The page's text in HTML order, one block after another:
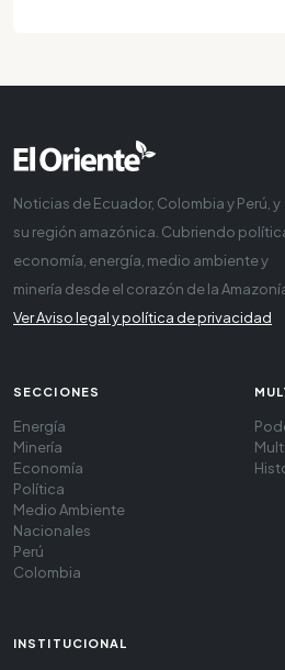
Noticias de Ecuador, Colombia y Perú, y
su región amazónica. Cubriendo
economía, energía, medio ambiente y
minería desde el corazón de la
Ver Aviso legal y política de privacidad
SECCIONES
Energía
Minería
Economía
Política
Medio Ambiente
Nacionales
Perú
Colombia
INSTITUCIONAL